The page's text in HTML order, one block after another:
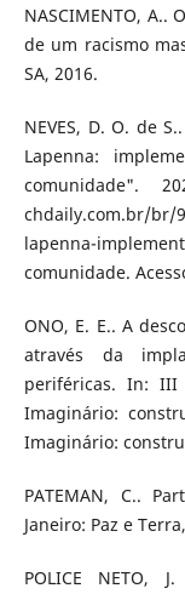
NASCIMENTO,
de um racismo
SA, 2016.
NEVES, D. O. de
Lapenna:
comunidade".
chdaily.com.br/br/
lapenna-
comunidade.
ONO, E. E.. A
através da
periféricas. In: III
Imaginário:
Imaginário:
PATEMAN, C..
Janeiro: Paz e
POLICE NETO,